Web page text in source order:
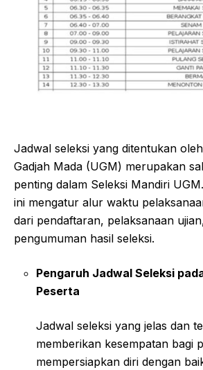
Jadwal seleksi yang ditentukan
Gadjah Mada (UGM) merupakan
penting dalam Seleksi Mandiri
ini mengatur alur waktu
dari pendaftaran, pelaksanaan
pengumuman hasil seleksi.
Pengaruh Jadwal Seleksi
Peserta
Jadwal seleksi yang jelas dan
memberikan kesempatan bagi
mempersiapkan diri dengan